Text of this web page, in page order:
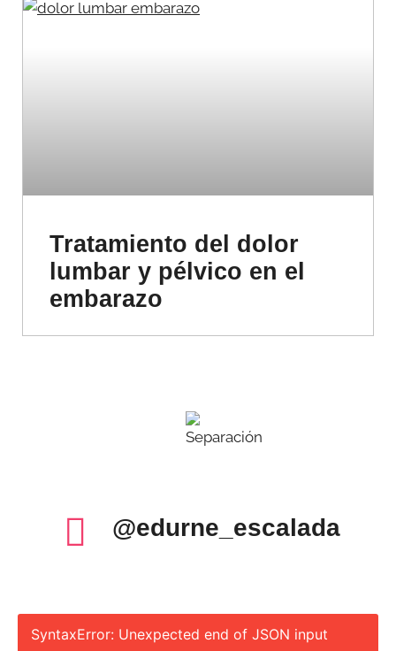
Tratamiento del dolor
lumbar y pélvico en el
embarazo
@edurne_escalada
SyntaxError: Unexpected end of JSON input